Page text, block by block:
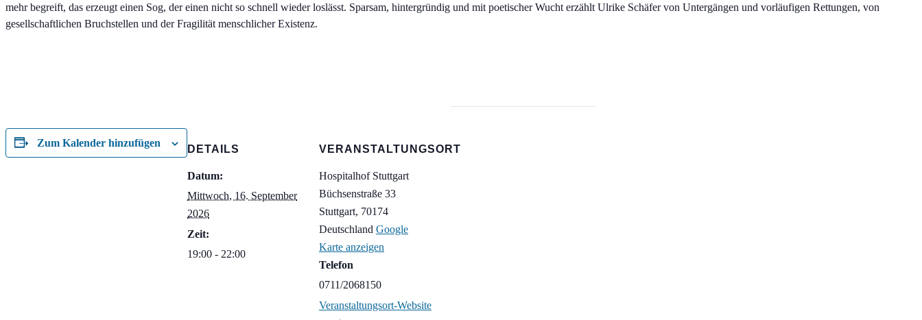
mehr begreift, das erzeugt einen Sog, der einen nicht so schnell wieder loslässt. Sparsam, hintergründig und mit poetischer Wucht erzählt Ulrike Schäfer von Untergängen und vorläufigen Rettungen, von
gesellschaftlichen Bruchstellen und der Fragilität menschlicher Existenz.
Zum Kalender hinzufügen
DETAILS
Datum:
Mittwoch, 16. September
2026
Zeit:
19:00 - 22:00
VERANSTALTUNGSORT
Hospitalhof Stuttgart
Büchsenstraße 33
Stuttgart, 70174
Deutschland Google
Karte anzeigen
Telefon
0711/2068150
Veranstaltungsort-Website